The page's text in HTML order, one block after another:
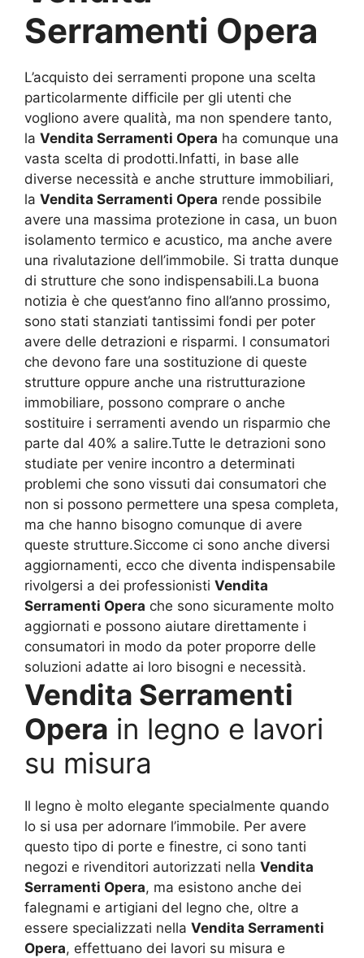
Serramenti Opera
L’acquisto dei serramenti propone una scelta
particolarmente difficile per gli utenti che
vogliono avere qualità, ma non spendere tanto,
la Vendita Serramenti Opera ha comunque una
vasta scelta di prodotti.Infatti, in base alle
diverse necessità e anche strutture immobiliari,
la Vendita Serramenti Opera rende possibile
avere una massima protezione in casa, un buon
isolamento termico e acustico, ma anche avere
una rivalutazione dell’immobile. Si tratta dunque
di strutture che sono indispensabili.La buona
notizia è che quest’anno fino all’anno prossimo,
sono stati stanziati tantissimi fondi per poter
avere delle detrazioni e risparmi. I consumatori
che devono fare una sostituzione di queste
strutture oppure anche una ristrutturazione
immobiliare, possono comprare o anche
sostituire i serramenti avendo un risparmio che
parte dal 40% a salire.Tutte le detrazioni sono
studiate per venire incontro a determinati
problemi che sono vissuti dai consumatori che
non si possono permettere una spesa completa,
ma che hanno bisogno comunque di avere
queste strutture.Siccome ci sono anche diversi
aggiornamenti, ecco che diventa indispensabile
rivolgersi a dei professionisti Vendita
Serramenti Opera che sono sicuramente molto
aggiornati e possono aiutare direttamente i
consumatori in modo da poter proporre delle
soluzioni adatte ai loro bisogni e necessità.
Vendita Serramenti
Opera in legno e lavori
su misura
Il legno è molto elegante specialmente quando
lo si usa per adornare l’immobile. Per avere
questo tipo di porte e finestre, ci sono tanti
negozi e rivenditori autorizzati nella Vendita
Serramenti Opera, ma esistono anche dei
falegnami e artigiani del legno che, oltre a
essere specializzati nella Vendita Serramenti
Opera, effettuano dei lavori su misura e